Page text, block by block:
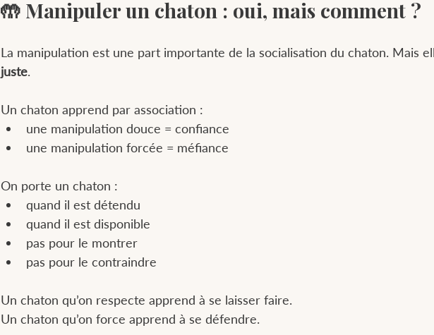
🤲 Manipuler un chaton : oui, mais comment ?
La manipulation est une part importante de la socialisation du chaton. Mais
juste.
Un chaton apprend par association :
une manipulation douce = confiance
une manipulation forcée = méfiance
On porte un chaton :
quand il est détendu
quand il est disponible
pas pour le montrer
pas pour le contraindre
Un chaton qu’on respecte apprend à se laisser faire.
Un chaton qu’on force apprend à se défendre.